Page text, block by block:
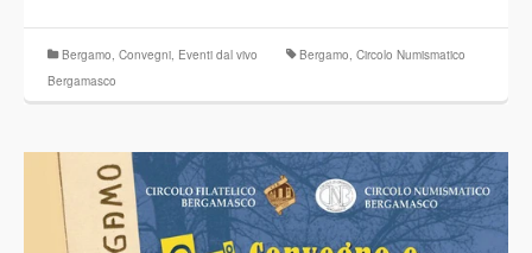
Bergamo, Convegni, Eventi dal vivo Bergamo, Circolo Numismatico
Bergamasco